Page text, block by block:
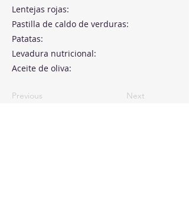
Lentejas rojas:
Pastilla de caldo de verduras:
Patatas:
Levadura nutricional:
Aceite de oliva:
Previous Next